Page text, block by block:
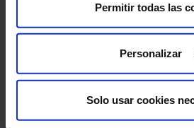
Permitir todas las
Personalizar
Solo usar cookies
HM CINAC​
Enlaces de interés
Aseguradoras y mutuas​
Preguntas frecuentes​